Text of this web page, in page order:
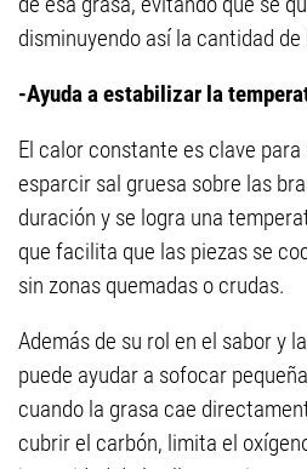
disminuyendo así la cantidad de
-Ayuda a estabilizar la
El calor constante es clave
esparcir sal gruesa sobre las
duración y se logra una
que facilita que las piezas se
sin zonas quemadas o crudas.
Además de su rol en el sabor y
puede ayudar a sofocar
cuando la grasa cae
cubrir el carbón, limita el